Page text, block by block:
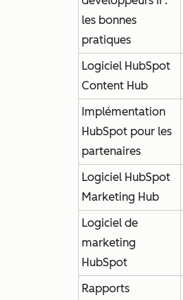
les bonnes
pratiques
Logiciel HubSpot
Content Hub
Implémentation
HubSpot pour les
partenaires
Logiciel HubSpot
Marketing Hub
Logiciel de
marketing
HubSpot
Rapports